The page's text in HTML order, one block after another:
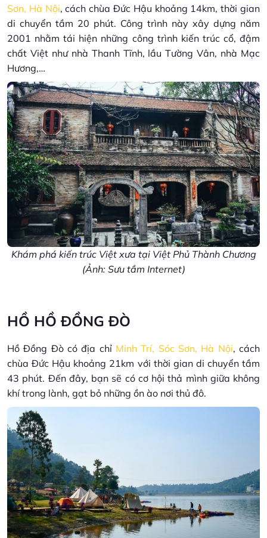
Sơn, Hà Nội, cách chùa Đức Hậu khoảng 14km, thời gian
di chuyển tầm 20 phút. Công trình này xây dựng năm
2001 nhằm tái hiện những công trình kiến trúc cổ, đậm
chất Việt như nhà Thanh Tĩnh, lầu Tường Vân, nhà Mạc
Hương,…
Khám phá kiến trúc Việt xưa tại Việt Phủ Thành Chương
(Ảnh: Sưu tầm Internet)
HỒ HỒ ĐỒNG ĐÒ
Hồ Đồng Đò có địa chỉ Minh Trí, Sóc Sơn, Hà Nội, cách
chùa Đức Hậu khoảng 21km với thời gian di chuyển tầm
43 phút. Đến đây, bạn sẽ có cơ hội thả mình giữa không
khí trong lành, gạt bỏ những ồn ào nơi thủ đô.